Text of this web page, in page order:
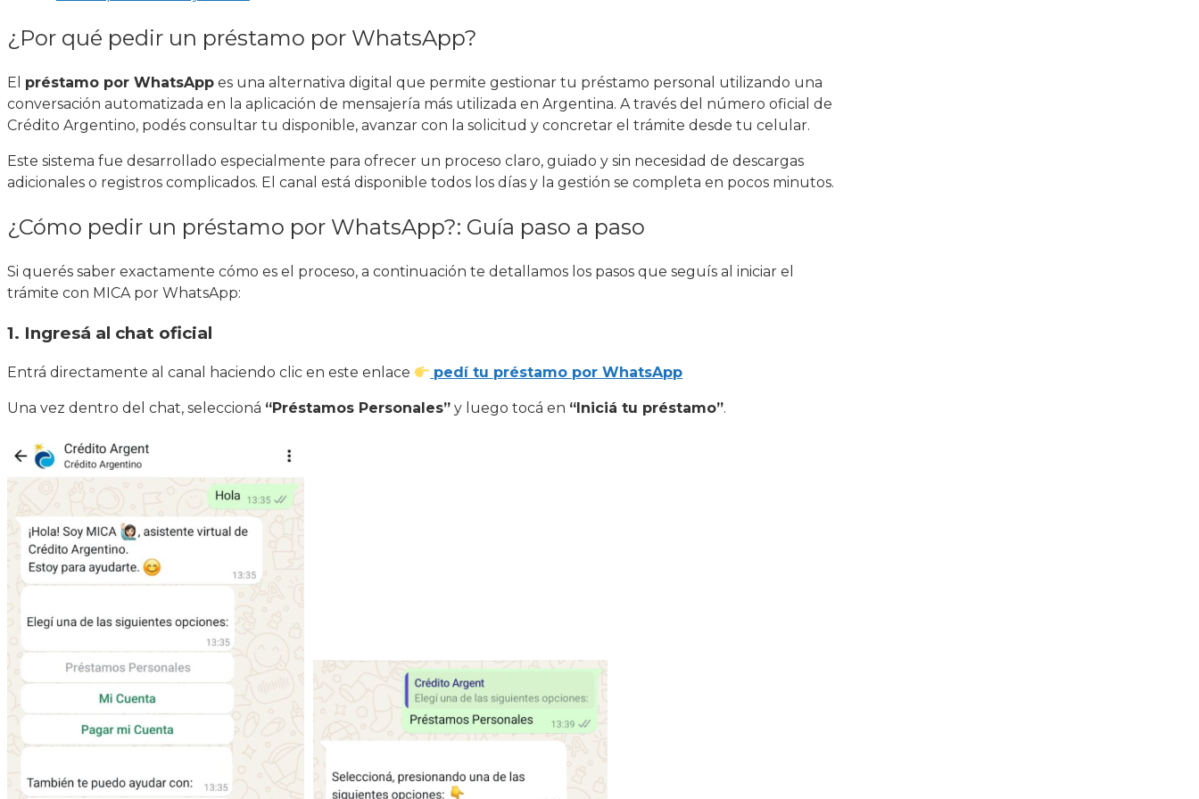
¿Por qué pedir un préstamo por WhatsApp?
El préstamo por WhatsApp es una alternativa digital que permite gestionar tu préstamo personal utilizando una
conversación automatizada en la aplicación de mensajería más utilizada en Argentina. A través del número oficial de
Crédito Argentino, podés consultar tu disponible, avanzar con la solicitud y concretar el trámite desde tu celular.
Este sistema fue desarrollado especialmente para ofrecer un proceso claro, guiado y sin necesidad de descargas
adicionales o registros complicados. El canal está disponible todos los días y la gestión se completa en pocos minutos.
¿Cómo pedir un préstamo por WhatsApp?: Guía paso a paso
Si querés saber exactamente cómo es el proceso, a continuación te detallamos los pasos que seguís al iniciar el
trámite con MICA por WhatsApp:
1. Ingresá al chat oficial
Entrá directamente al canal haciendo clic en este enlace pedí tu préstamo por WhatsApp
Una vez dentro del chat, seleccioná “Préstamos Personales” y luego tocá en “Iniciá tu préstamo”.